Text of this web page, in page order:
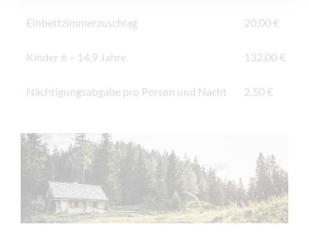
Einbettzimmerzuschlag 20,00 €
Kinder 6 – 14,9 Jahre 132,00 €
Nächtigungsabgabe pro Person und Nacht 2,50 €